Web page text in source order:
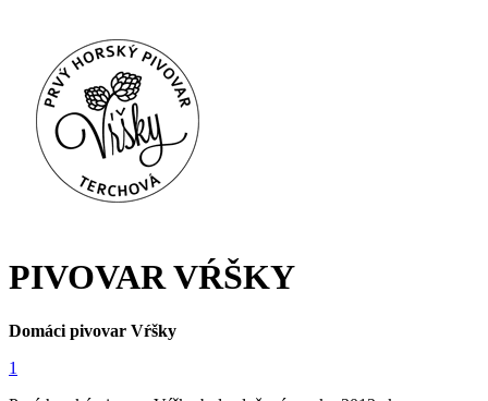
PIVOVAR VŔŠKY
Domáci pivovar Vŕšky
1